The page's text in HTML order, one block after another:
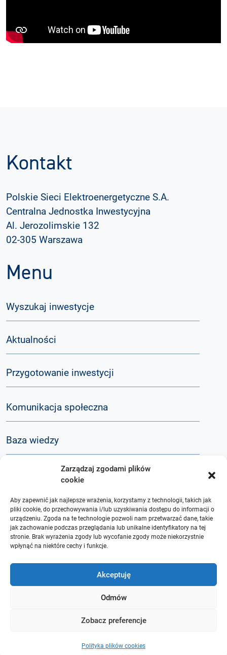
Zarządzaj zgodami plików
cookie
Aby zapewnić jak najlepsze wrażenia, korzystamy z technologii, takich jak
pliki cookie, do przechowywania i/lub uzyskiwania dostępu do informacji o
urządzeniu. Zgoda na te technologie pozwoli nam przetwarzać dane, takie
jak zachowanie podczas przeglądania lub unikalne identyfikatory na tej
stronie. Brak wyrażenia zgody lub wycofanie zgody może niekorzystnie
wpłynąć na niektóre cechy i funkcje.
Akceptuję
Odmów
Zobacz preferencje
Polityka plików cookies
Kontakt
Polskie Sieci Elektroenergetyczne S.A.
Centralna Jednostka Inwestycyjna
Al. Jerozolimskie 132
02-305 Warszawa
Menu
Wyszukaj inwestycje
Aktualności
Przygotowanie inwestycji
Komunikacja społeczna
Baza wiedzy
O nas